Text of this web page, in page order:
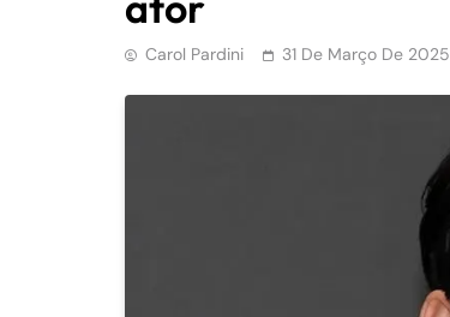
Carol Pardini 31 De Março De 2025